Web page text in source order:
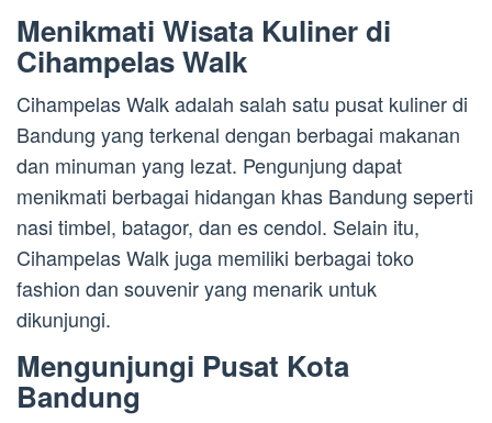
Menikmati Wisata Kuliner di
Cihampelas Walk
Cihampelas Walk adalah salah satu pusat kuliner di
Bandung yang terkenal dengan berbagai makanan
dan minuman yang lezat. Pengunjung dapat
menikmati berbagai hidangan khas Bandung seperti
nasi timbel, batagor, dan es cendol. Selain itu,
Cihampelas Walk juga memiliki berbagai toko
fashion dan souvenir yang menarik untuk
dikunjungi.
Mengunjungi Pusat Kota
Bandung